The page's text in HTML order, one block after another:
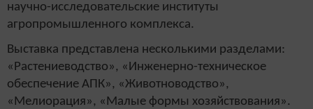
научно-исследовательские институты
агропромышленного комплекса.
Выставка представлена несколькими разделами:
«Растениеводство», «Инженерно-техническое
обеспечение АПК», «Животноводство»,
«Мелиорация», «Малые формы хозяйствования».